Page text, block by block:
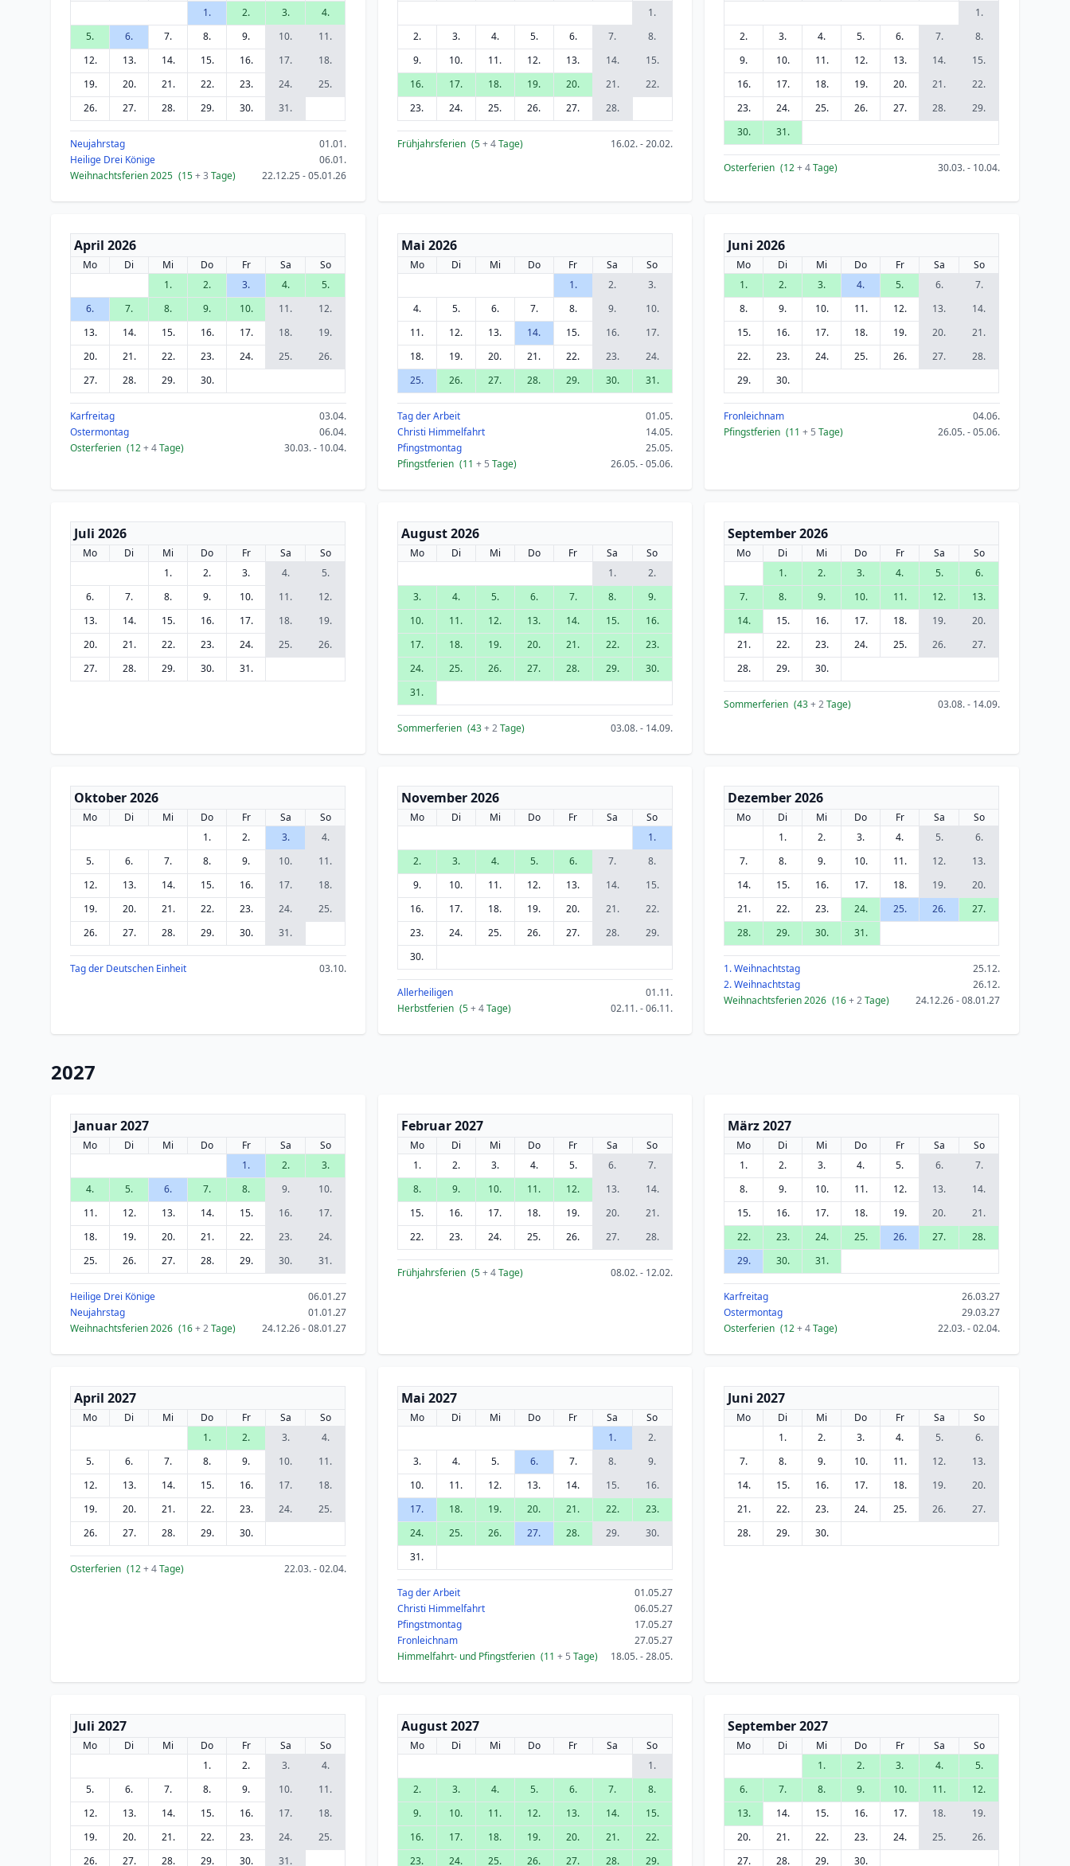
1.
2. 3.
4.
5.
6. 7. 8. 9. 10.
11.
12.
13. 14. 15. 16. 17.
18.
19.
20. 21. 22. 23. 24.
25.
26.
27. 28. 29. 30. 31.
Neujahrstag
01.01.
Heilige Drei Könige
06.01.
Weihnachtsferien 2025 (15+ 3 Tage) 22.12.25 - 05.01.26
1.
2.
3. 4. 5. 6. 7.
8.
9.
10. 11. 12. 13. 14.
15.
16.
17. 18. 19. 20. 21.
22.
23.
24. 25. 26. 27. 28.
Frühjahrsferien (5+ 4Tage) 16.02. - 20.02.
1.
2.
3. 4. 5. 6. 7.
8.
9.
10. 11. 12. 13. 14.
15.
16.
17. 18. 19. 20. 21.
22.
23.
24. 25. 26. 27. 28.
29.
30.
31.
Osterferien (12+ 4Tage) 30.03. - 10.04.
April 2026
Mo Di Mi Do Fr Sa
So
1.
2. 3. 4.
5.
6.
7. 8. 9. 10. 11.
12.
13.
14. 15. 16. 17. 18.
19.
20.
21. 22. 23. 24. 25.
26.
27.
28. 29. 30.
Karfreitag
03.04.
Ostermontag
06.04.
Osterferien (12+ 4Tage) 30.03. - 10.04.
Mai 2026
Mo Di Mi Do Fr Sa
So
1.
2.
3.
4.
5. 6. 7. 8. 9.
10.
11.
12. 13. 14. 15. 16.
17.
18.
19. 20. 21. 22. 23.
24.
25.
26. 27. 28. 29. 30. 31.
Tag der Arbeit
01.05.
Christi Himmelfahrt
14.05.
Pfingstmontag
25.05.
Pfingstferien (11 + 5 Tage) 26.05. - 05.06.
Juni 2026
Mo Di Mi Do Fr Sa
So
1.
2. 3. 4. 5. 6.
7.
8.
9. 10. 11. 12. 13.
14.
15.
16. 17. 18. 19. 20.
21.
22.
23. 24. 25. 26. 27.
28.
29.
30.
Fronleichnam
04.06.
Pfingstferien (11+ 5 Tage) 26.05. - 05.06.
Juli 2026
Mo Di Mi Do Fr Sa
So
1.
2. 3. 4.
5.
6.
7. 8. 9. 10. 11.
12.
13.
14. 15. 16. 17. 18.
19.
20.
21. 22. 23. 24. 25.
26.
27.
28. 29. 30. 31.
August 2026
Mo Di Mi Do Fr Sa
So
1.
2.
3.
4. 5. 6. 7. 8.
9.
10.
11. 12. 13. 14. 15.
16.
17.
18. 19. 20. 21. 22.
23.
24.
25. 26. 27. 28. 29.
30.
31.
Sommerferien (43+ 2Tage) 03.08. - 14.09.
September 2026
Mo Di Mi Do Fr Sa
So
1.
2. 3. 4. 5.
6.
7.
8. 9. 10. 11. 12.
13.
14.
15. 16. 17. 18. 19.
20.
21.
22. 23. 24. 25. 26.
27.
28.
29. 30.
Sommerferien (43+ 2Tage) 03.08. - 14.09.
Oktober 2026
Mo Di Mi Do Fr Sa
So
1.
2. 3.
4.
5.
6. 7. 8. 9. 10.
11.
12.
13. 14. 15. 16. 17.
18.
19.
20. 21. 22. 23. 24.
25.
26.
27. 28. 29. 30. 31.
Tag der Deutschen Einheit 03.10.
November 2026
Mo Di Mi Do Fr Sa
So
1.
2.
3. 4. 5. 6. 7.
8.
9.
10. 11. 12. 13. 14.
15.
16.
17. 18. 19. 20. 21.
22.
23.
24. 25. 26. 27. 28.
29.
30.
Allerheiligen
01.11.
Herbstferien (5+ 4Tage) 02.11. - 06.11.
Dezember 2026
Mo Di Mi Do Fr Sa
So
1.
2. 3. 4. 5.
6.
7.
8. 9. 10. 11. 12.
13.
14.
15. 16. 17. 18. 19.
20.
21.
22. 23. 24. 25. 26.
27.
28.
29. 30. 31.
1. Weihnachtstag
25.12.
2. Weihnachtstag
26.12.
Weihnachtsferien 2026 (16+ 2Tage) 24.12.26 - 08.01.27
2027
Januar 2027
Mo Di Mi Do Fr Sa
So
1.
2.
3.
4.
5. 6. 7. 8. 9.
10.
11.
12. 13. 14. 15. 16.
17.
18.
19. 20. 21. 22. 23.
24.
25.
26. 27. 28. 29. 30. 31.
Heilige Drei Könige
06.01.27
Neujahrstag
01.01.27
Weihnachtsferien 2026 (16+ 2Tage) 24.12.26 - 08.01.27
Februar 2027
Mo Di Mi Do Fr Sa
So
1.
2. 3. 4. 5. 6.
7.
8.
9. 10. 11. 12. 13.
14.
15.
16. 17. 18. 19. 20.
21.
22.
23. 24. 25. 26. 27. 28.
Frühjahrsferien (5+ 4Tage) 08.02. - 12.02.
März 2027
Mo Di Mi Do Fr Sa
So
1.
2. 3. 4. 5. 6.
7.
8.
9. 10. 11. 12. 13.
14.
15.
16. 17. 18. 19. 20.
21.
22.
23. 24. 25. 26. 27.
28.
29.
30. 31.
Karfreitag
26.03.27
Ostermontag
29.03.27
Osterferien (12+ 4Tage) 22.03. - 02.04.
April 2027
Mo Di Mi Do Fr Sa
So
1.
2. 3.
4.
5.
6. 7. 8. 9. 10.
11.
12.
13. 14. 15. 16. 17.
18.
19.
20. 21. 22. 23. 24.
25.
26.
27. 28. 29. 30.
Osterferien (12+ 4Tage) 22.03. - 02.04.
Mai 2027
Mo Di Mi Do Fr Sa
So
1.
2.
3.
4. 5. 6. 7. 8.
9.
10.
11. 12. 13. 14. 15.
16.
17.
18. 19. 20. 21. 22.
23.
24.
25. 26. 27. 28. 29.
30.
31.
Tag der Arbeit
01.05.27
Christi Himmelfahrt
06.05.27
Pfingstmontag
17.05.27
Fronleichnam
27.05.27
Himmelfahrt- und Pfingstferien (11 + 5 Tage) 18.05. - 28.05.
Juni 2027
Mo Di Mi Do Fr Sa
So
1.
2. 3. 4. 5.
6.
7.
8. 9. 10. 11. 12.
13.
14.
15. 16. 17. 18. 19.
20.
21.
22. 23. 24. 25. 26.
27.
28.
29. 30.
Juli 2027
Mo Di Mi Do Fr Sa
So
1.
2. 3.
4.
5.
6. 7. 8. 9. 10.
11.
12.
13. 14. 15. 16. 17.
18.
19.
20. 21. 22. 23. 24.
25.
26.
27. 28. 29. 30. 31.
August 2027
Mo Di Mi Do Fr Sa
So
1.
2.
3. 4. 5. 6. 7.
8.
9.
10. 11. 12. 13. 14.
15.
16.
17. 18. 19. 20. 21.
22.
23.
24. 25. 26. 27. 28. 29.
September 2027
Mo Di Mi Do Fr Sa
So
1.
2. 3. 4.
5.
6.
7. 8. 9. 10. 11.
12.
13.
14. 15. 16. 17. 18.
19.
20.
21. 22. 23. 24. 25.
26.
27.
28. 29. 30.